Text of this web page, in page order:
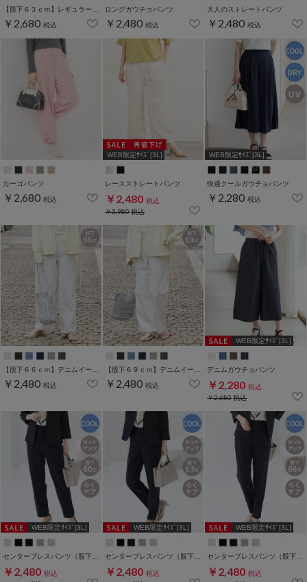
￥2,680 税込
ロングガウチョパンツ
￥2,480 税込
大人のストレートパンツ
￥2,480 税込
カーゴパンツ
￥2,680 税込
WEB限定ｻｲｽﾞ[3L]
レースストレートパンツ
￥2,480 税込
￥3,980税込
WEB限定ｻｲｽﾞ[3L]
快適クールガウチョパンツ
￥2,280 税込
【股下６６ｃｍ】デニムイージーパンツ(股下66/69cm展開)
￥2,480 税込
【股下６９ｃｍ】デニムイージーパンツ(股下66/69cm展開)
￥2,480 税込
WEB限定ｻｲｽﾞ[3L]
デニムガウチョパンツ
￥2,280 税込
￥2,680税込
WEB限定ｻｲｽﾞ[3L]
￥2,480 税込
WEB限定ｻｲｽﾞ[3L]
￥2,480 税込
WEB限定ｻｲｽﾞ[3L]
￥2,480 税込